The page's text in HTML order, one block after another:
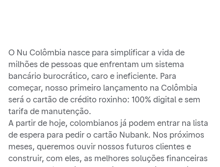
O Nu Colômbia nasce para simplificar a vida de
milhões de pessoas que enfrentam um sistema
bancário burocrático, caro e ineficiente. Para
começar, nosso primeiro lançamento na Colômbia
será o cartão de crédito roxinho: 100% digital e sem
tarifa de manutenção.
A partir de hoje, colombianos já podem entrar na lista
de espera para pedir o cartão Nubank. Nos próximos
meses, queremos ouvir nossos futuros clientes e
construir, com eles, as melhores soluções financeiras